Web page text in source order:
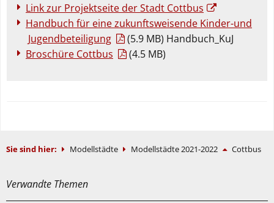
Link zur Projektseite der Stadt Cottbus
Handbuch für eine zukunftsweisende Kinder-und
Jugendbeteiligung
(5.9 MB) Handbuch_KuJ
Broschüre Cottbus
(4.5 MB)
Sie sind hier: Modellstädte Modellstädte 2021-2022 Cottbus
Verwandte Themen